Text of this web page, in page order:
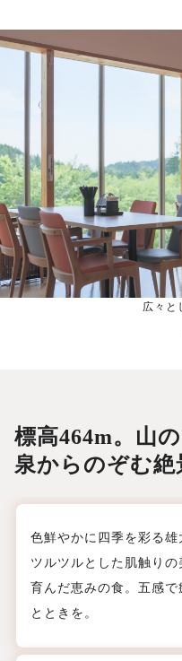
広々と
標高464m。山
泉からのぞむ絶
色鮮やかに四季を彩る雄
ツルツルとした肌触り
育んだ恵みの食。五感
とときを。